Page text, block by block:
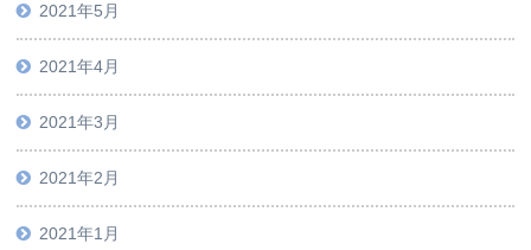
2021年5月
2021年4月
2021年3月
2021年2月
2021年1月